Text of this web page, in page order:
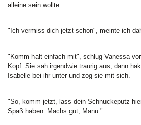
alleine sein wollte.
"Ich vermiss dich jetzt schon", meinte ich
"Komm halt einfach mit", schlug Vanessa
Kopf. Sie sah irgendwie traurig aus, dann
Isabelle bei ihr unter und zog sie mit sich.
"So, komm jetzt, lass dein Schnuckeputz
Spaß haben. Machs gut, Manu."